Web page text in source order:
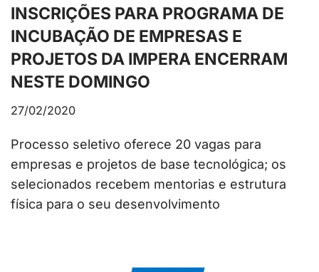
INSCRIÇÕES PARA PROGRAMA DE
INCUBAÇÃO DE EMPRESAS E
PROJETOS DA IMPERA ENCERRAM
NESTE DOMINGO
27/02/2020
Processo seletivo oferece 20 vagas para
empresas e projetos de base tecnológica; os
selecionados recebem mentorias e estrutura
física para o seu desenvolvimento